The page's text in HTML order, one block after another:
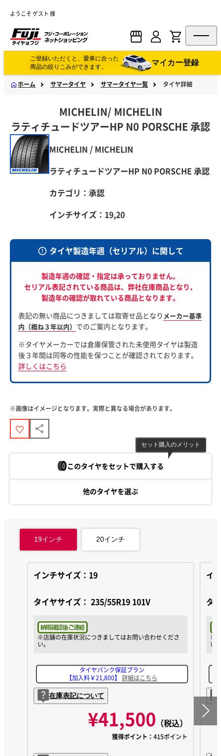
ようこそ ゲスト 様
ご登録いただくと、愛車に合った
商品の絞りこみができます。
マイカー登録
ホーム サマータイヤ サマータイヤ一覧 タイヤ詳細
MICHELIN/ MICHELIN
ラティチュードツアーHP N0 PORSCHE 承認
MICHELIN / MICHELIN
ラティチュードツアーHP N0 PORSCHE 承認
カテゴリ：承認
インチサイズ：19,20
タイヤ製造年週（セリアル）に関して
製造年週の確認・指定は承っておりません。
セリアル表記されている商品は、 弊社在庫商品となり、
製造年の確認が取れている商品となります。
表記の無い商品につきましては取寄せ品となり メーカー基準
内（概ね３年以内） でのご案内となります。
※タイヤメーカーでは倉庫保管された未使用タイヤは製造
後３年間は同等の性能を保つことが確認されております。
詳しくはこちら
※画像はイメージとなります。実際と異なる場合があります。
セット購入のメリット
このタイヤをセットで購入する
他のタイヤを選ぶ
19インチ 20インチ
インチサイズ：19
タイヤサイズ：235/55R19 101V
タイヤパンク保証プラン
【加入料￥21,800】詳細はこちら
在庫表記について
¥41,500 （税込）
獲得ポイント： 415ポイント
イ
タ